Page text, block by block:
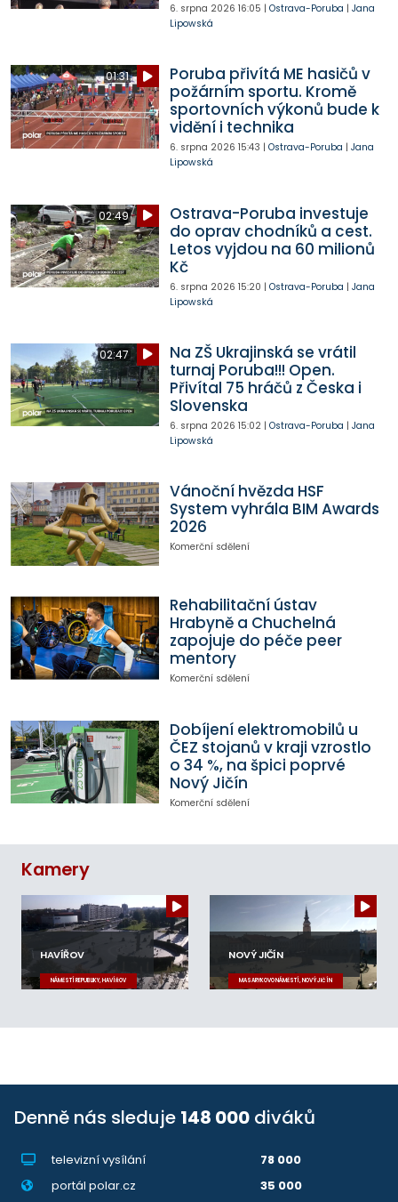
6. srpna 2026 16:05 | Ostrava-Poruba | Jana
Lipowská
01:31
Poruba přivítá ME hasičů v
požárním sportu. Kromě
sportovních výkonů bude k
vidění i technika
6. srpna 2026 15:43 | Ostrava-Poruba | Jana
Lipowská
02:49
Ostrava-Poruba investuje
do oprav chodníků a cest.
Letos vyjdou na 60 milionů
Kč
6. srpna 2026 15:20 | Ostrava-Poruba | Jana
Lipowská
02:47
Na ZŠ Ukrajinská se vrátil
turnaj Poruba!!! Open.
Přivítal 75 hráčů z Česka i
Slovenska
6. srpna 2026 15:02| Ostrava-Poruba | Jana
Lipowská
Vánoční hvězda HSF
System vyhrála BIM Awards
2026
Komerční sdělení
Rehabilitační ústav
Hrabyně a Chuchelná
zapojuje do péče peer
mentory
Komerční sdělení
Dobíjení elektromobilů u
ČEZ stojanů v kraji vzrostlo
o 34 %, na špici poprvé
Nový Jičín
Komerční sdělení
Kamery
HAVÍŘOV
NÁMĚSTÍ REPUBLIKY, HAVÍŘOV
NOVÝ JIČÍN
MASARYKOVO NÁMĚSTÍ, NOVÝ JIČÍN
Denně nás sleduje 148 000 diváků
televizní vysílání
78 000
portál polar.cz
35 000